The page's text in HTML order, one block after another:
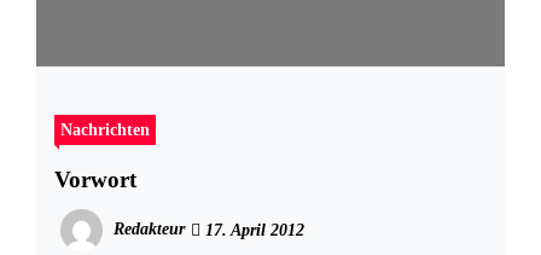
Nachrichten
Vorwort
Redakteur 17. April 2012